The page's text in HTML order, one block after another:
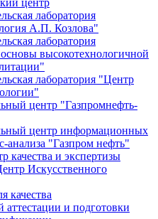
лаборатория
А.П. Козлова"
лаборатория
высокотехнологичной
лаборатория "Центр
центр "Газпромнефть-
центр информационных
анализа "Газпром нефть"
качества и экспертизы
Искусственного
качества
аттестации и подготовки